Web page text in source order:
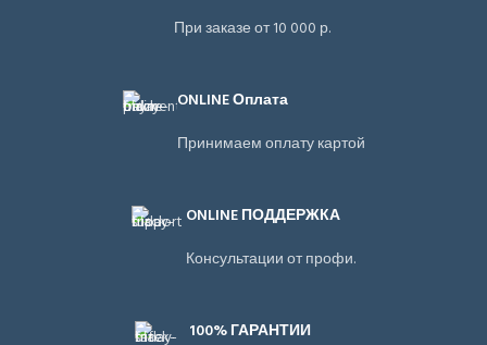
При заказе от 10 000 р.
ONLINE Оплата
Принимаем оплату картой
ONLINE ПОДДЕРЖКА
Консультации от профи.
100% ГАРАНТИИ